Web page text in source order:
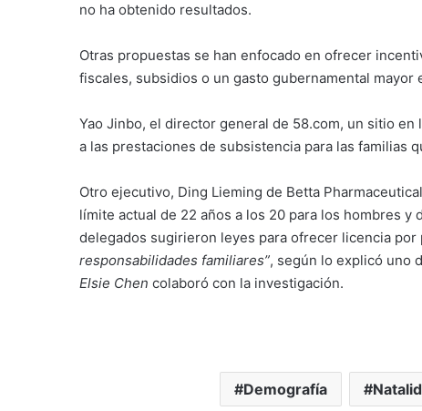
no ha obtenido resultados.
Otras propuestas se han enfocado en ofrecer
fiscales, subsidios o un gasto gubernamental mayor
Yao Jinbo, el director general de 58.com, un sitio
a las prestaciones de subsistencia para las familias
Otro ejecutivo, Ding Lieming de Betta
límite actual de 22 años a los 20 para los hombres y
delegados sugirieron leyes para ofrecer licencia por
responsabilidades familiares”, según lo explicó uno
Elsie Chen colaboró con la investigación.
Demografía